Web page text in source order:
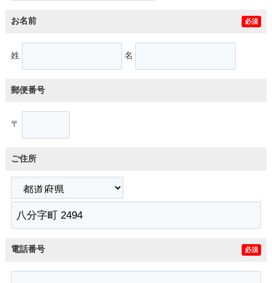
お名前 必須
姓 名
郵便番号
〒
ご住所
電話番号 必須